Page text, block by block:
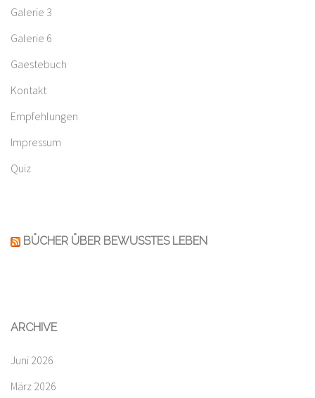
Galerie 3
Galerie 6
Gaestebuch
Kontakt
Empfehlungen
Impressum
Quiz
BÜCHER ÜBER BEWUSSTES LEBEN
ARCHIVE
Juni 2026
März 2026